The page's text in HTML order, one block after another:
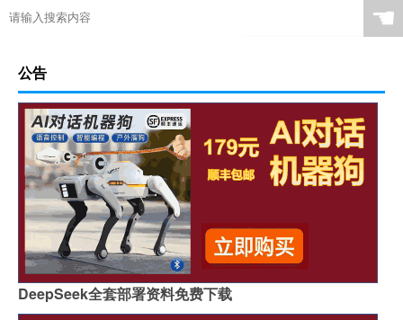
☚
公告
DeepSeek全套部署资料免费下载